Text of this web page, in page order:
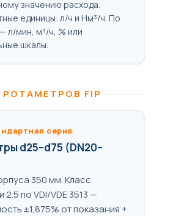
значению расхода.
единицы: л/ч и Нм³/ч. По
л/мин, м³/ч, % или
шкалы.
FIP
серия
d25–d75 (DN20–
350 мм. Класс
2.5 по VDI/VDE 3513 —
±1,875% от показания +